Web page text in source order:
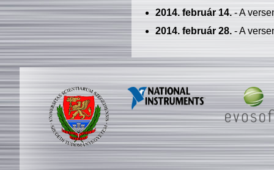
2014. február 14.- A
2014. február 28.- A